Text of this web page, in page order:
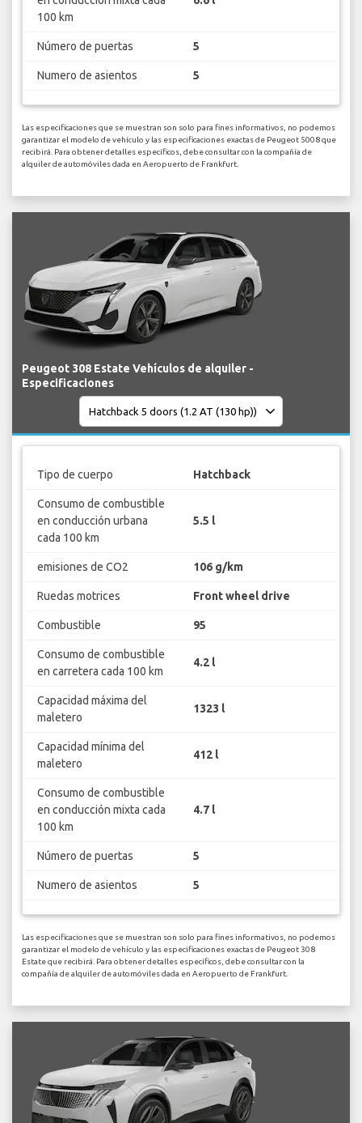
100 km
Número de puertas 5
Numero de asientos 5
Las especificaciones que se muestran son solo para fines informativos, no podemos
garantizar el modelo de vehículo y las especificaciones exactas de Peugeot 5008 que
recibirá. Para obtener detalles específicos, debe consultar con la compañía de
alquiler de automóviles dada en Aeropuerto de Frankfurt.
Peugeot 308 Estate Vehículos de alquiler -
Especificaciones
Tipo de cuerpo Hatchback
Consumo de combustible
en conducción urbana
cada 100 km
5.5 l
emisiones de CO2 106 g/km
Ruedas motrices Front wheel drive
Combustible 95
Consumo de combustible
en carretera cada 100 km
4.2 l
Capacidad máxima del
maletero
1323 l
Capacidad mínima del
maletero
412 l
Consumo de combustible
en conducción mixta cada
100 km
4.7 l
Número de puertas 5
Numero de asientos 5
Las especificaciones que se muestran son solo para fines informativos, no podemos
garantizar el modelo de vehículo y las especificaciones exactas de Peugeot 308
Estate que recibirá. Para obtener detalles específicos, debe consultar con la
compañía de alquiler de automóviles dada en Aeropuerto de Frankfurt.